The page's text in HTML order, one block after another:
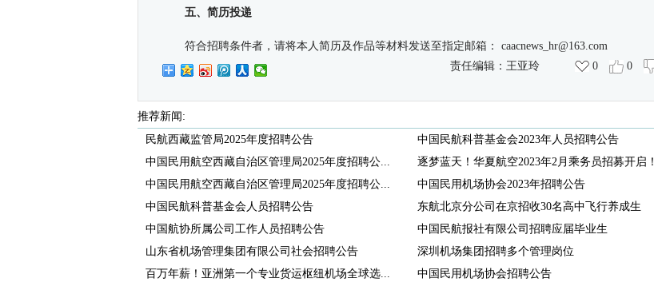
五、简历投递
符合招聘条件者，请将本人简历及作品等材料发送至指定邮箱：
caacnews_hr@163.com
责任编辑： 王亚玲 0 0
推荐新闻:
民航西藏监管局2025年度招聘公告
中国民用航空西藏自治区管理局2025年度招聘公...
中国民用航空西藏自治区管理局2025年度招聘公...
中国民航科普基金会人员招聘公告
中国航协所属公司工作人员招聘公告
山东省机场管理集团有限公司社会招聘公告
百万年薪！亚洲第一个专业货运枢纽机场全球选...
中国民航科普基金会2023年人员招聘公告
逐梦蓝天！华夏航空2023年2月乘务员招募开启！
中国民用机场协会2023年招聘公告
东航北京分公司在京招收30名高中飞行养成生
中国民航报社有限公司招聘应届毕业生
深圳机场集团招聘多个管理岗位
中国民用机场协会招聘公告